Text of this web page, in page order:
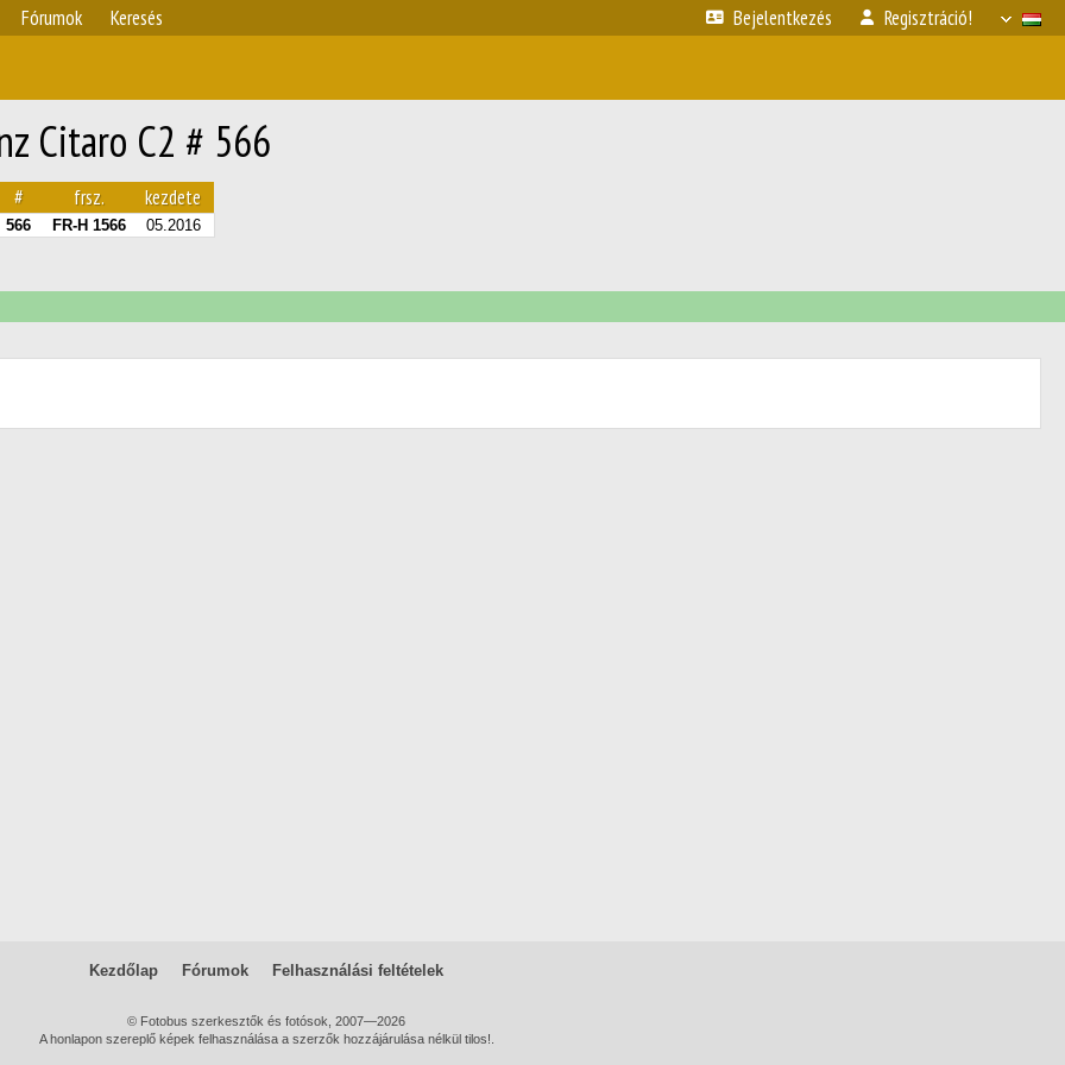
Fórumok Keresés Bejelentkezés Regisztráció!
Citaro C2 # 566
# frsz. kezdete
566 FR-H 1566 05.2016
Kezdőlap Fórumok Felhasználási feltételek
© Fotobus szerkesztők és fotósok, 2007—2026
A honlapon szereplő képek felhasználása a szerzők hozzájárulása nélkül tilos!.